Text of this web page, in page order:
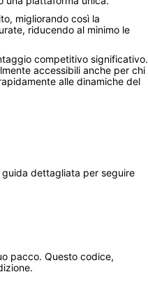
migliorando così la
riducendo al minimo le
competitivo significativo.
accessibili anche per chi
alle dinamiche del
dettagliata per seguire
pacco. Questo codice,